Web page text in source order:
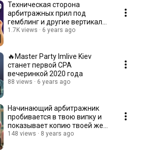
Техническая сторона
арбитражных прил под
гемблинг и другие вертикали.
Интервью с Виталием
1.7K views 6 years ago
🔥Master Party Imlive Kiev
станет первой CPA
вечеринкой 2020 года
88 views 6 years ago
Начинающий арбитражник
пробивается в твою випку и
показывает копию твоей же
связки!
148 views 8 years ago